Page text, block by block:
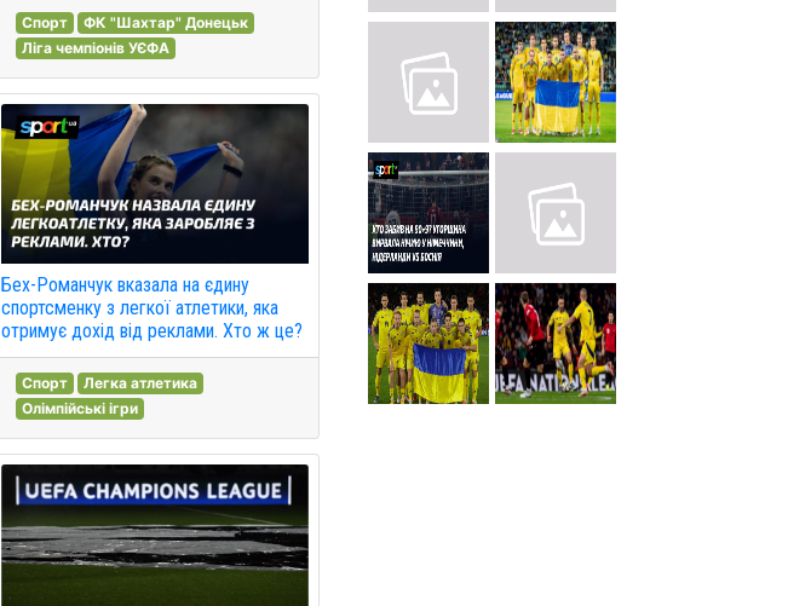
Спорт
ФК "Шахтар" Донецьк
Ліга чемпіонів УЄФА
Бех-Романчук вказала на єдину
спортсменку з легкої атлетики, яка
отримує дохід від реклами. Хто ж це?
Спорт
Легка атлетика
Олімпійські ігри